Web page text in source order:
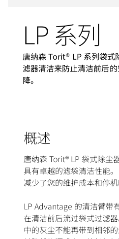
LP 系列
唐纳森 Torit® LP 系列袋式
滤器清洁来防止清洁前后
降。
概述
唐纳森 Torit® LP 袋式除尘
具有卓越的滤袋清洁性能
减少了您的维护成本和停机
LP Advantage 的清洁臂带
在清洁前后流过袋式过滤
中的灰尘不能再带到相邻